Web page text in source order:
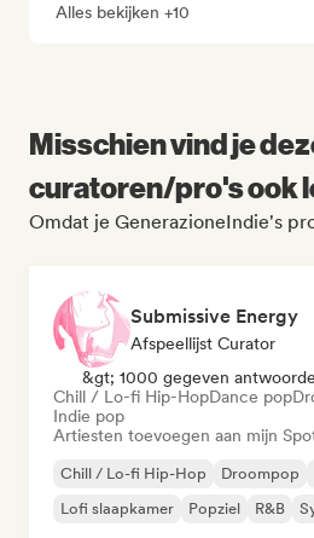
Alles bekijken +10
Misschien vind je
curatoren/pro's ook
Omdat je GenerazioneIndie's
Submissive Energy
Afspeellijst Curator
&gt; 1000 gegeven
Chill / Lo-fi Hip-HopDance pop
Indie pop
Artiesten toevoegen aan mijn
Chill / Lo-fi Hip-Hop Droompop
Lofi slaapkamer
Popziel R&B